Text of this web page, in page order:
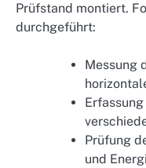
Prüfstand montiert.
durchgeführt:
Messung
Prüfung
und